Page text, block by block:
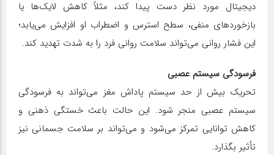
دیجیتال مورد نظر دست پیدا کند، مثلاً کاهش لایک‌ها یا
بازخوردهای منفی، سطح استرس و اضطراب او افزایش می‌یابد؛
این فشار روانی می‌تواند سلامت روانی فرد را به شدت تهدید کند.
فرسودگی سیستم عصبی
تحریک بیش از حد سیستم پاداش مغز می‌تواند به فرسودگی
سیستم عصبی منجر شود. این حالت باعث خستگی ذهنی و
کاهش توانایی تمرکز می‌شود و می‌تواند بر سلامت جسمانی نیز
تأثیر بگذارد.